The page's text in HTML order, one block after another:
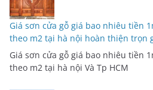
Giá sơn cửa gỗ giá bao nhiêu tiền
theo m2 tại hà nội hoàn thiện trọn
Giá sơn cửa gỗ giá bao nhiêu tiền
theo m2 tại hà nội Và Tp HCM